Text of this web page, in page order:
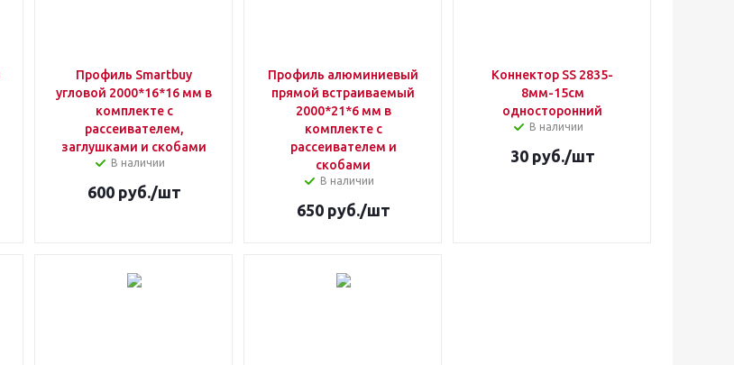
Профиль Smartbuy
угловой 2000*16*16 мм в
комплекте с
рассеивателем,
заглушками и скобами
В наличии
600руб./шт
Профиль алюминиевый
прямой встраиваемый
2000*21*6 мм в
комплекте с
рассеивателем и
скобами
В наличии
650руб./шт
Коннектор SS 2835-
8мм-15см
односторонний
В наличии
30руб./шт